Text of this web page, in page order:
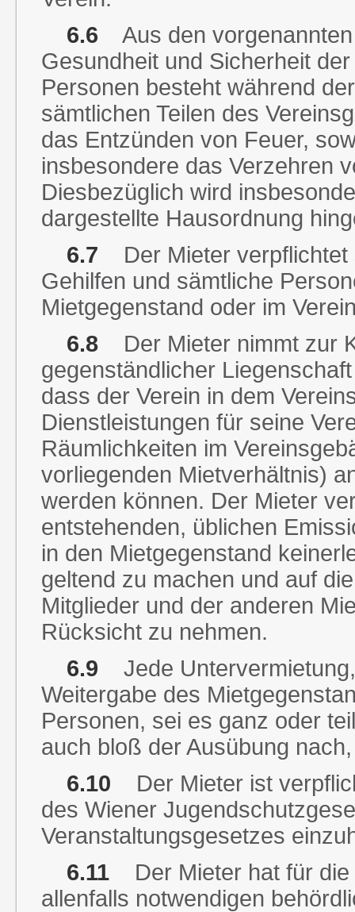
6.6 Aus den
Gesundheit und Sicherheit
Personen besteht während
sämtlichen Teilen des
das Entzünden von Feuer,
insbesondere das Verzehren
Diesbezüglich wird
dargestellte Hausordnung
6.7 Der Mieter verpflichtet
Gehilfen und sämtliche
Mietgegenstand oder im
6.8 Der Mieter nimmt zur
gegenständlicher
dass der Verein in dem
Dienstleistungen für seine
Räumlichkeiten im
vorliegenden Mietverhältnis)
werden können. Der Mieter
entstehenden, üblichen
in den Mietgegenstand
geltend zu machen und auf
Mitglieder und der anderen
Rücksicht zu nehmen.
6.9 Jede
Weitergabe des
Personen, sei es ganz oder
auch bloß der Ausübung
6.10 Der Mieter ist
des Wiener
Veranstaltungsgesetzes
6.11 Der Mieter hat für die
allenfalls notwendigen